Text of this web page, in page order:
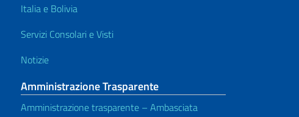
Italia e Bolivia
Servizi Consolari e Visti
Notizie
Amministrazione Trasparente
Amministrazione trasparente – Ambasciata